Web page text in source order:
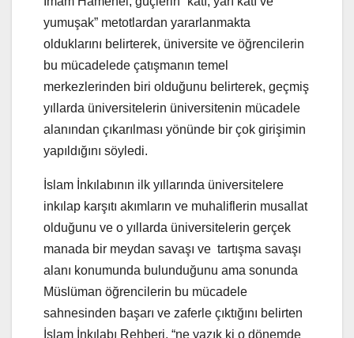
yumuşak” metotlardan yararlanmakta
olduklarını belirterek, üniversite ve öğrencilerin
bu mücadelede çatışmanın temel
merkezlerinden biri olduğunu belirterek, geçmiş
yıllarda üniversitelerin üniversitenin mücadele
alanından çıkarılması yönünde bir çok girişimin
yapıldığını söyledi.
İslam İnkılabının ilk yıllarında üniversitelere
inkılap karşıtı akımların ve muhaliflerin musallat
olduğunu ve o yıllarda üniversitelerin gerçek
manada bir meydan savaşı ve tartışma savaşı
alanı konumunda bulunduğunu ama sonunda
Müslüman öğrencilerin bu mücadele
sahnesinden başarı ve zaferle çıktığını belirten
İslam İnkılabı Rehberi, “ne yazık ki o dönemde